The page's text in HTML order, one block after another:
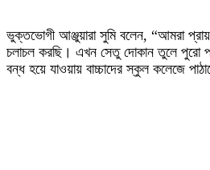
ভুক্তভোগী আঞ্জুয়ারা সুমি বলেন, “আমরা
চলাচল করছি। এখন সেতু দোকান তুলে পুরো
বন্ধ হয়ে যাওয়ায় বাচ্চাদের স্কুল কলেজে